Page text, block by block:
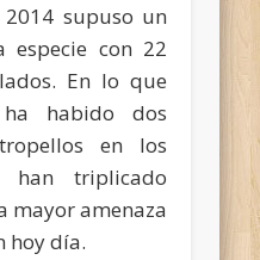
supuso un
especie con 22
En lo que
habido dos
en los
han triplicado
mayor amenaza
hoy día.